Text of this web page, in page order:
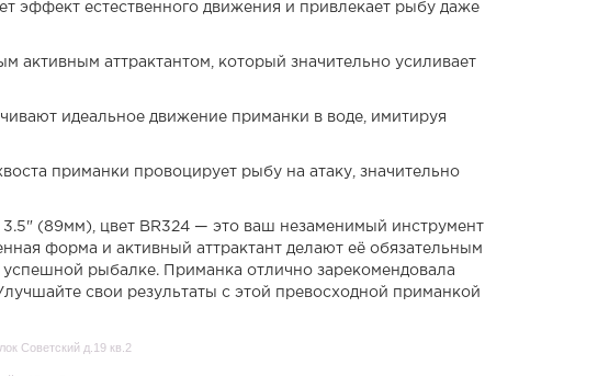
эффект естественного движения и привлекает рыбу даже
активным аттрактантом, который значительно усиливает
идеальное движение приманки в воде, имитируя
приманки провоцирует рыбу на атаку, значительно
(89мм), цвет BR324 — это ваш незаменимый инструмент
форма и активный аттрактант делают её обязательным
рыбалке. Приманка отлично зарекомендовала
свои результаты с этой превосходной приманкой
Советский д.19 кв.2